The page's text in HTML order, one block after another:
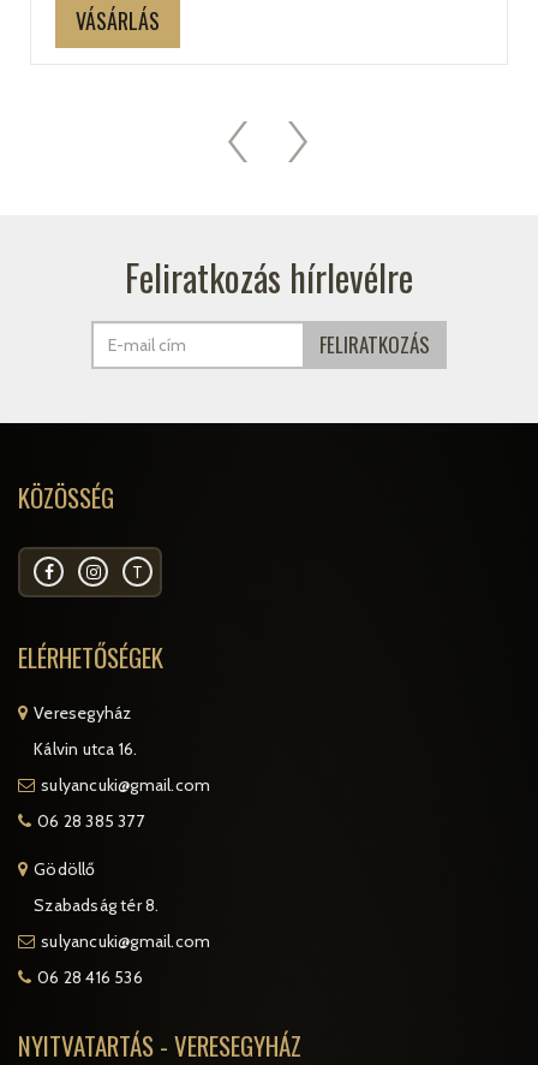
VÁSÁRLÁS
Feliratkozás hírlevélre
KÖZÖSSÉG
T
ELÉRHETŐSÉGEK
Veresegyház
Kálvin utca 16.
sulyancuki@gmail.com
06 28 385 377
Gödöllő
Szabadság tér 8.
sulyancuki@gmail.com
06 28 416 536
NYITVATARTÁS - VERESEGYHÁZ